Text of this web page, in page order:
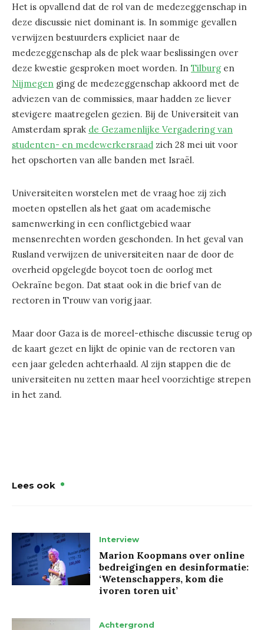
Het is opvallend dat de rol van de medezeggenschap in
deze discussie niet dominant is. In sommige gevallen
verwijzen bestuurders expliciet naar de
medezeggenschap als de plek waar beslissingen over
deze kwestie gesproken moet worden. In Tilburg en
Nijmegen ging de medezeggenschap akkoord met de
adviezen van de commissies, maar hadden ze liever
stevigere maatregelen gezien. Bij de Universiteit van
Amsterdam sprak de Gezamenlijke Vergadering van
studenten- en medewerkersraad zich 28 mei uit voor
het opschorten van alle banden met Israël.
Universiteiten worstelen met de vraag hoe zij zich
moeten opstellen als het gaat om academische
samenwerking in een conflictgebied waar
mensenrechten worden geschonden. In het geval van
Rusland verwijzen de universiteiten naar de door de
overheid opgelegde boycot toen de oorlog met
Oekraïne begon. Dat staat ook in die brief van de
rectoren in Trouw van vorig jaar.
Maar door Gaza is de moreel-ethische discussie terug op
de kaart gezet en lijkt de opinie van de rectoren van
een jaar geleden achterhaald. Al zijn stappen die de
universiteiten nu zetten maar heel voorzichtige strepen
in het zand.
Lees ook
Interview
Marion Koopmans over online
bedreigingen en desinformatie:
‘Wetenschappers, kom die
ivoren toren uit’
Achtergrond